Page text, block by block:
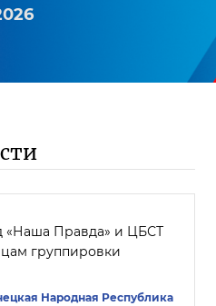
«Наша Правда» и ЦБСТ
группировки
Народная Республика